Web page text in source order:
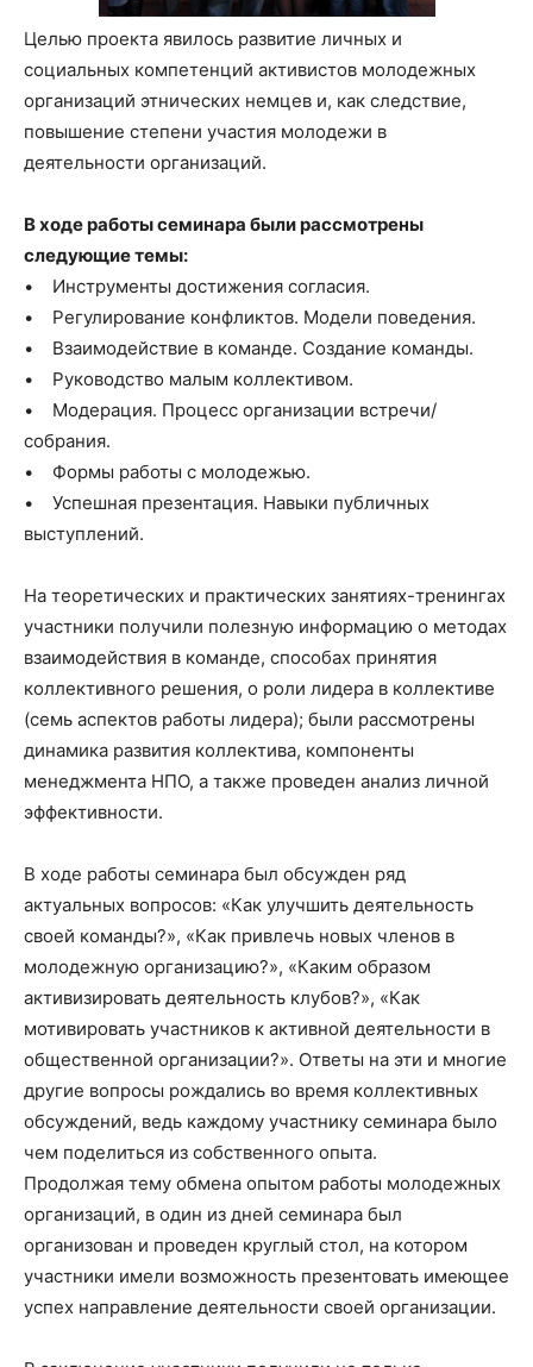
Целью проекта явилось развитие личных и
социальных компетенций активистов молодежных
организаций этнических немцев и, как следствие,
повышение степени участия молодежи в
деятельности организаций.
В ходе работы семинара были рассмотрены
следующие темы:
• Инструменты достижения согласия.
• Регулирование конфликтов. Модели поведения.
• Взаимодействие в команде. Создание команды.
• Руководство малым коллективом.
• Модерация. Процесс организации встречи/
собрания.
• Формы работы с молодежью.
• Успешная презентация. Навыки публичных
выступлений.
На теоретических и практических занятиях-тренингах
участники получили полезную информацию о методах
взаимодействия в команде, способах принятия
коллективного решения, о роли лидера в коллективе
(семь аспектов работы лидера); были рассмотрены
динамика развития коллектива, компоненты
менеджмента НПО, а также проведен анализ личной
эффективности.
В ходе работы семинара был обсужден ряд
актуальных вопросов: «Как улучшить деятельность
своей команды?», «Как привлечь новых членов в
молодежную организацию?», «Каким образом
активизировать деятельность клубов?», «Как
мотивировать участников к активной деятельности в
общественной организации?». Ответы на эти и многие
другие вопросы рождались во время коллективных
обсуждений, ведь каждому участнику семинара было
чем поделиться из собственного опыта.
Продолжая тему обмена опытом работы молодежных
организаций, в один из дней семинара был
организован и проведен круглый стол, на котором
участники имели возможность презентовать имеющее
успех направление деятельности своей организации.